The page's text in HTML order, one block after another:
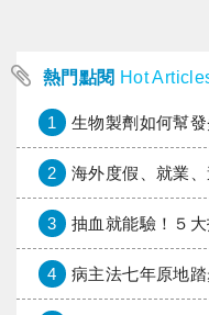
熱門點閱 Hot
1 生物製劑如何幫發炎性腸道
2 海外度假、就業、遊學保障加倍
3 抽血就能驗！５
4 病主法七年原地